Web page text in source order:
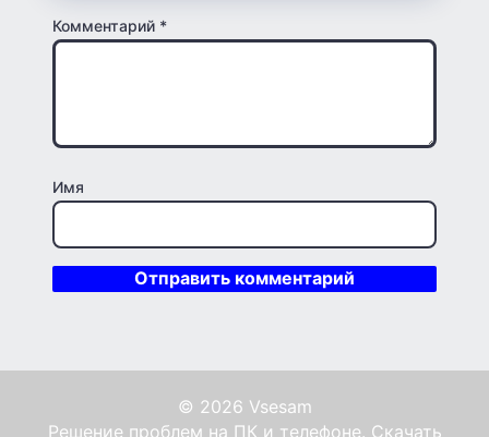
Комментарий *
Имя
© 2026 Vsesam
Решение проблем на ПК и телефоне. Скачать